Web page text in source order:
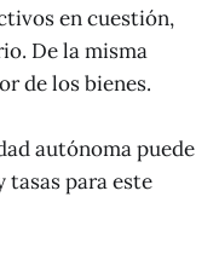
en cuestión,
De la misma
de los bienes.
autónoma puede
tasas para este